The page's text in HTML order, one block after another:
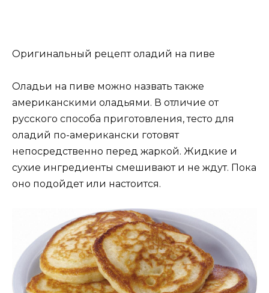
Оригинальный рецепт оладий на пиве
Оладьи на пиве можно назвать также
американскими оладьями. В отличие от
русского способа приготовления, тесто для
оладий по-американски готовят
непосредственно перед жаркой. Жидкие и
сухие ингредиенты смешивают и не ждут. Пока
оно подойдет или настоится.